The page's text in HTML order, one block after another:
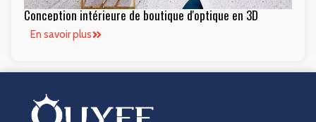
Conception intérieure de boutique d'optique en 3D
En savoir plus